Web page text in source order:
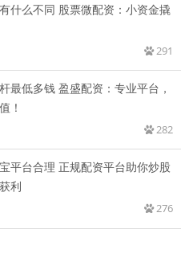
什么不同 股票微配资：小资金撬
291
最低多钱 盈盛配资：专业平台，
！
282
平台合理 正规配资平台助你炒股
利
276